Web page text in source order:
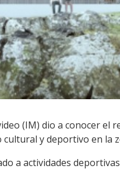
(IM) dio a conocer el
y deportivo en la
a actividades